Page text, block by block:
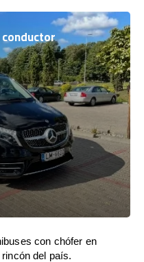
con chófer en
del país.